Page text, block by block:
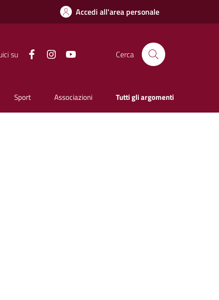
Accedi all'area personale
su Facebook Instagram Cerca
Sport Associazioni Tutti gli argomenti